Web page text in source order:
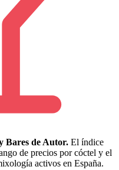
Bares de Autor. El índice
de precios por cóctel y el
activos en España.